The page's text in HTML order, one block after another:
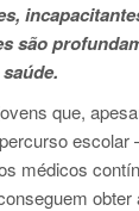
são
que,
médicos
obter